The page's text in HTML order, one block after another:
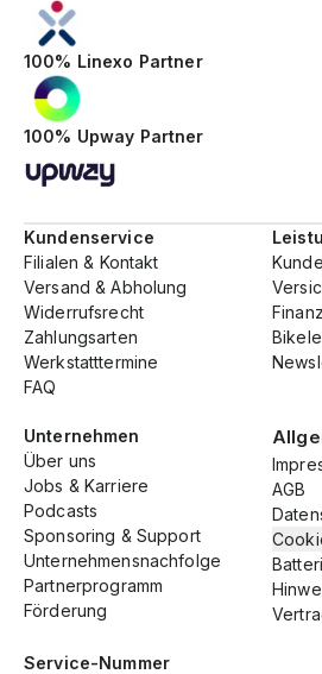
100% Upway Partner
100% Linexo Partner
Service-Nummer
Kundenservice
Filialen & Kontakt
Versand & Abholung
Widerrufsrecht
Zahlungsarten
Werkstatttermine
FAQ
Unternehmen
Über uns
Jobs & Karriere
Podcasts
Sponsoring & Support
Unternehmensnachfolge
Partnerprogramm
Förderung
AGB